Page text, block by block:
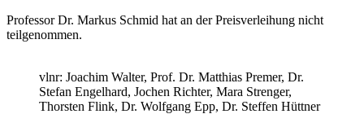
Professor Dr. Markus Schmid hat an der Preisverleihung nicht
teilgenommen.
vlnr: Joachim Walter, Prof. Dr. Matthias Premer, Dr.
Stefan Engelhard, Jochen Richter, Mara Strenger,
Thorsten Flink, Dr. Wolfgang Epp, Dr. Steffen Hüttner